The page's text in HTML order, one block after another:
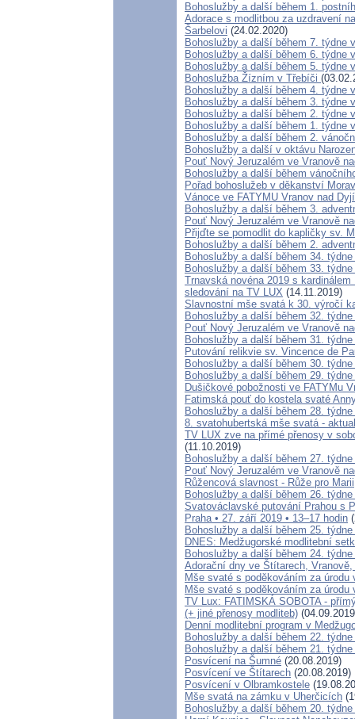
Bohoslužby a další během 1.
Adorace s modlitbou za uzdravení
Šarbelovi (24.02.2020)
Bohoslužby a další během 7. týdne
Bohoslužby a další během 6. týdne
Bohoslužby a další během 5. týdne
Bohoslužba Žízním v Třebíči
Bohoslužby a další během 4. týdne
Bohoslužby a další během 3. týdne
Bohoslužby a další během 2. týdne
Bohoslužby a další během 1. týdne
Bohoslužby a další během 2.
Bohoslužby a další v oktávu
Pouť Nový Jeruzalém ve Vranově
Bohoslužby a další během
Pořad bohoslužeb v děkanství
Vánoce ve FATYMU Vranov nad
Bohoslužby a další během 3.
Pouť Nový Jeruzalém ve Vranově
Přijďte se pomodlit do kapličky sv.
Bohoslužby a další během 2.
Bohoslužby a další během 34.
Bohoslužby a další během 33.
Trnavská novéna 2019 s
sledování na TV LUX (14.11.2019)
Slavnostní mše svatá k 30. výročí
Bohoslužby a další během 32.
Pouť Nový Jeruzalém ve Vranově
Bohoslužby a další během 31.
Putování relikvie sv. Vincence de
Bohoslužby a další během 30.
Bohoslužby a další během 29.
Dušičkové pobožnosti ve FATYMu
Fatimská pouť do kostela svaté
Bohoslužby a další během 28.
8. svatohubertská mše svatá -
TV LUX zve na přímé přenosy v
(11.10.2019)
Bohoslužby a další během 27.
Pouť Nový Jeruzalém ve Vranově
Růžencová slavnost - Růže pro Marii
Bohoslužby a další během 26.
Svatováclavské putování Prahou s
Praha • 27. září 2019 • 13–17 hodin
Bohoslužby a další během 25.
DNES: Medžugorské modlitební
Bohoslužby a další během 24.
Adorační dny ve Štítarech,
Mše svaté s poděkováním za
Mše svaté s poděkováním za úrodu
TV Lux: FATIMSKÁ SOBOTA -
(+ jiné přenosy modliteb)
Denní modlitební program v
Bohoslužby a další během 22.
Bohoslužby a další během 21.
Posvícení na Šumné (20.08.2019)
Posvícení ve Štítarech (20.08.2019)
Posvícení v Olbramkostele
Mše svatá na zámku v Uherčicích
Bohoslužby a další během 20.